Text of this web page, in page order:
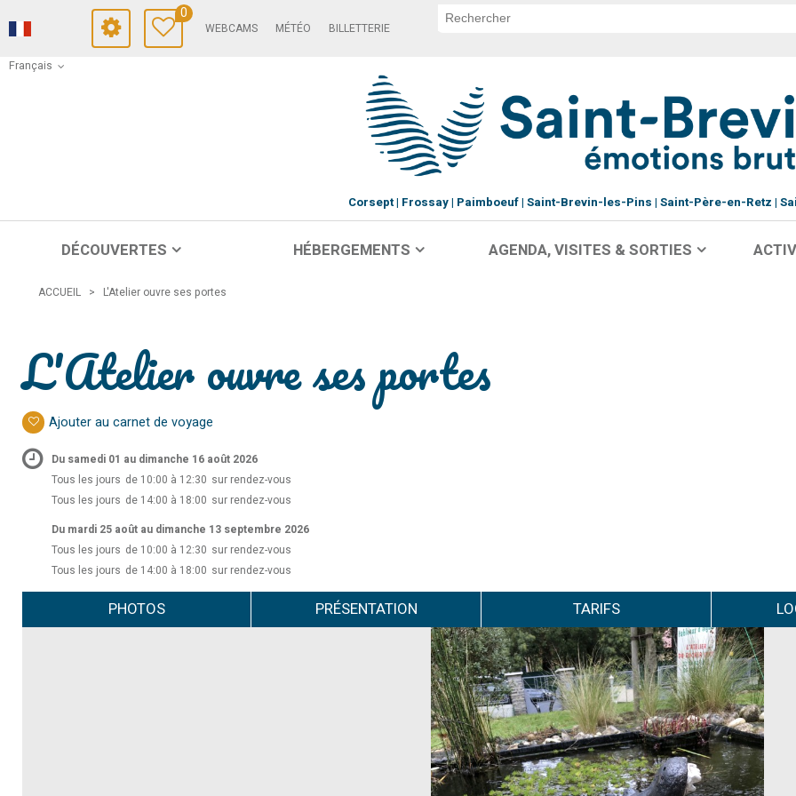
Français
0
WEBCAMS MÉTÉO BILLETTERIE
Corsept Frossay Paimboeuf Saint-Brevin-les-Pins Saint-Père-en-Retz
DÉCOUVERTES HÉBERGEMENTS AGENDA, VISITES & SORTIES
ACCUEIL > L'Atelier ouvre ses portes
L'Atelier ouvre ses portes
Ajouter au carnet de voyage
Du samedi 01 au dimanche 16 août 2026
Tous les jours de 10:00 à 12:30 sur rendez-vous
Tous les jours de 14:00 à 18:00 sur rendez-vous
Du mardi 25 août au dimanche 13 septembre 2026
Tous les jours de 10:00 à 12:30 sur rendez-vous
Tous les jours de 14:00 à 18:00 sur rendez-vous
PHOTOS PRÉSENTATION TARIFS